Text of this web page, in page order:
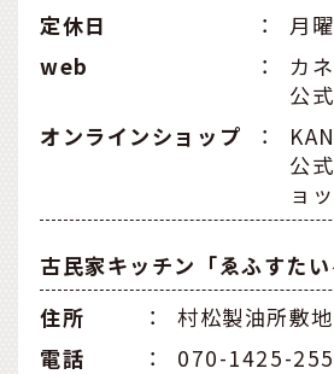
定休日
：
月曜
web
：
カ
公
オンラインショップ
：
公
ョ
古民家キッチン「ゑふすたい
住所
：
村松製油所敷
電話
：
070-1425-